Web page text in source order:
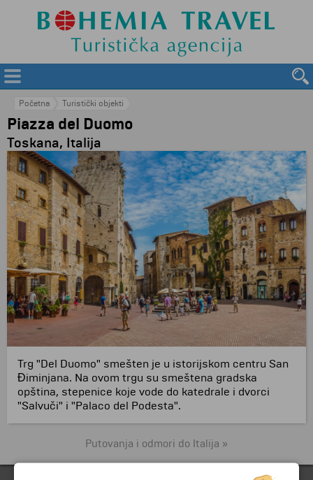
Početna Turistički objekti
Piazza del Duomo
Toskana, Italija
Trg "Del Duomo" smešten je u istorijskom centru San
Điminjana. Na ovom trgu su smeštena gradska
opština, stepenice koje vode do katedrale i dvorci
"Salvuči" i "Palaco del Podesta".
Putovanja i odmori do Italija »